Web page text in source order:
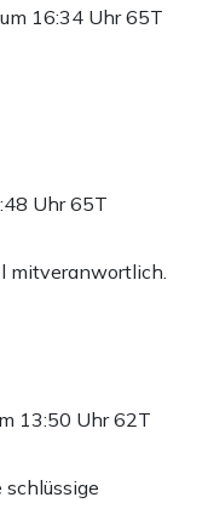
16:34 Uhr65T
Uhr65T
mitveranwortlich.
13:50 Uhr62T
schlüssige